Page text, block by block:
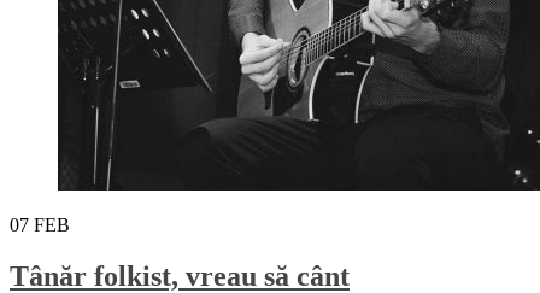
07 FEB
Tânăr folkist, vreau să cânt